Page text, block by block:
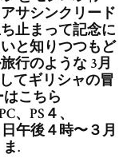
サシンクリード
止まって記念に
と知りつつもど
行のような 3月
てギリシャの冒
こちら
、PS４、
午後４時〜３月
.